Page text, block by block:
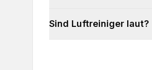
Sind Luftreiniger laut?